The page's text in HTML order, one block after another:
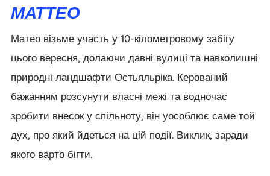
МАТТЕО
Матео візьме участь у 10-кілометровому забігу
цього вересня, долаючи давні вулиці та навколишні
природні ландшафти Остьяльріка. Керований
бажанням розсунути власні межі та водночас
зробити внесок у спільноту, він уособлює саме той
дух, про який йдеться на цій події. Виклик, заради
якого варто бігти.